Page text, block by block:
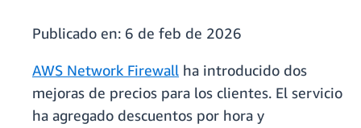
Publicado en: 6 de feb de 2026
AWS Network Firewall ha introducido dos
mejoras de precios para los clientes. El servicio
ha agregado descuentos por hora y